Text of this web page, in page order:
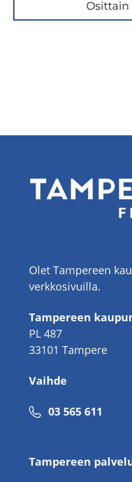
Osittain
Olet Tampereen
verkkosivuilla.
Tampereen
PL 487
33101 Tampere
Vaihde
Puhelinnumero
03 565 611
Tampereen